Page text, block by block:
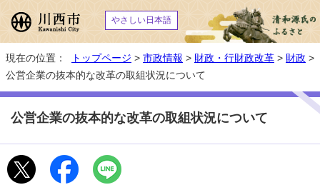
やさしい日本語
現在の位置： トップページ > 市政情報 > 財政・行財政改革 > 財政 >
公営企業の抜本的な改革の取組状況について
公営企業の抜本的な改革の取組状況について